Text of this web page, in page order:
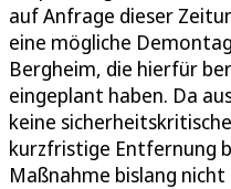
auf Anfrage dieser
eine mögliche
Bergheim, die hierfür
eingeplant haben. Da
keine
kurzfristige Entfernung
Maßnahme bislang